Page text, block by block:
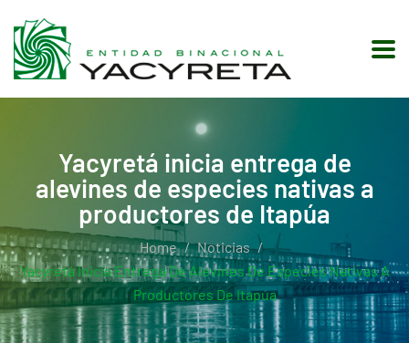
Yacyretá inicia entrega de
alevines de especies nativas a
productores de Itapúa
Home
Noticias
Yacyretá Inicia Entrega De Alevines De Especies Nativas A
Productores De Itapúa